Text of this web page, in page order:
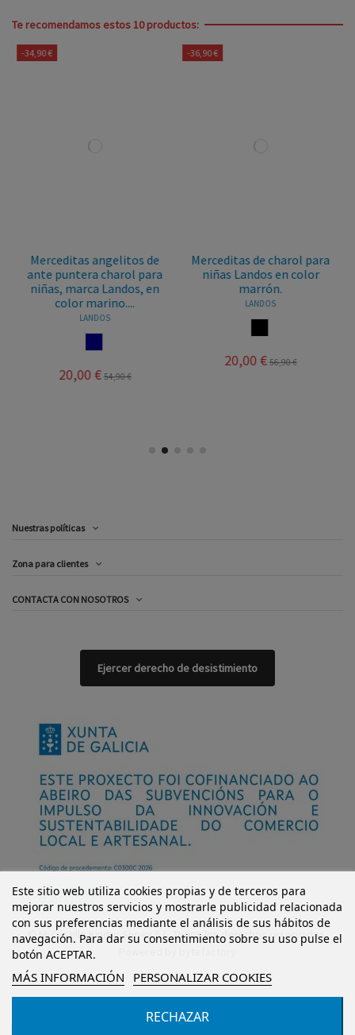
Te recomendamos estos 10 productos:
-34,90 €
Merceditas angelitos de
ante puntera charol para
niñas, marca Landos, en
color marino....
LANDOS
20,00 € 54,90 €
-36,90 €
Merceditas de charol para
niñas Landos en color
marrón.
LANDOS
20,00 € 56,90 €
Nuestras políticas
Zona para clientes
CONTACTA CON NOSOTROS
Este sitio web utiliza cookies propias y de terceros para
mejorar nuestros servicios y mostrarle publicidad relacionada
con sus preferencias mediante el análisis de sus hábitos de
navegación. Para dar su consentimiento sobre su uso pulse el
botón ACEPTAR.
MÁS INFORMACIÓN PERSONALIZAR COOKIES
RECHAZAR
Ejercer derecho de desistimiento
© Mi Castillo Kinder Shoes S.L. Todos los derechos reservados.